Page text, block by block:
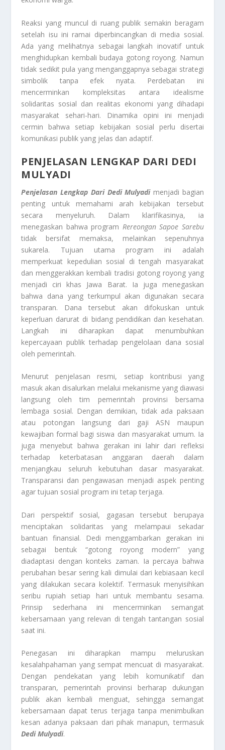
Reaksi yang muncul di ruang publik semakin beragam
setelah isu ini ramai diperbincangkan di media sosial.
Ada yang melihatnya sebagai langkah inovatif untuk
menghidupkan kembali budaya gotong royong. Namun
tidak sedikit pula yang menganggapnya sebagai strategi
simbolik tanpa efek nyata. Perdebatan ini
mencerminkan kompleksitas antara idealisme
solidaritas sosial dan realitas ekonomi yang dihadapi
masyarakat sehari-hari. Dinamika opini ini menjadi
cermin bahwa setiap kebijakan sosial perlu disertai
komunikasi publik yang jelas dan adaptif.
PENJELASAN LENGKAP DARI DEDI
MULYADI
Penjelasan Lengkap Dari Dedi Mulyadimenjadi bagian
penting untuk memahami arah kebijakan tersebut
secara menyeluruh. Dalam klarifikasinya, ia
menegaskan bahwa program Rereongan Sapoe Sarebu
tidak bersifat memaksa, melainkan sepenuhnya
sukarela. Tujuan utama program ini adalah
memperkuat kepedulian sosial di tengah masyarakat
dan menggerakkan kembali tradisi gotong royong yang
menjadi ciri khas Jawa Barat. Ia juga menegaskan
bahwa dana yang terkumpul akan digunakan secara
transparan. Dana tersebut akan difokuskan untuk
keperluan darurat di bidang pendidikan dan kesehatan.
Langkah ini diharapkan dapat menumbuhkan
kepercayaan publik terhadap pengelolaan dana sosial
oleh pemerintah.
Menurut penjelasan resmi, setiap kontribusi yang
masuk akan disalurkan melalui mekanisme yang diawasi
langsung oleh tim pemerintah provinsi bersama
lembaga sosial. Dengan demikian, tidak ada paksaan
atau potongan langsung dari gaji ASN maupun
kewajiban formal bagi siswa dan masyarakat umum. Ia
juga menyebut bahwa gerakan ini lahir dari refleksi
terhadap keterbatasan anggaran daerah dalam
menjangkau seluruh kebutuhan dasar masyarakat.
Transparansi dan pengawasan menjadi aspek penting
agar tujuan sosial program ini tetap terjaga.
Dari perspektif sosial, gagasan tersebut berupaya
menciptakan solidaritas yang melampaui sekadar
bantuan finansial. Dedi menggambarkan gerakan ini
sebagai bentuk “gotong royong modern” yang
diadaptasi dengan konteks zaman. Ia percaya bahwa
perubahan besar sering kali dimulai dari kebiasaan kecil
yang dilakukan secara kolektif. Termasuk menyisihkan
seribu rupiah setiap hari untuk membantu sesama.
Prinsip sederhana ini mencerminkan semangat
kebersamaan yang relevan di tengah tantangan sosial
saat ini.
Penegasan ini diharapkan mampu meluruskan
kesalahpahaman yang sempat mencuat di masyarakat.
Dengan pendekatan yang lebih komunikatif dan
transparan, pemerintah provinsi berharap dukungan
publik akan kembali menguat, sehingga semangat
kebersamaan dapat terus terjaga tanpa menimbulkan
kesan adanya paksaan dari pihak manapun, termasuk
Dedi Mulyadi.